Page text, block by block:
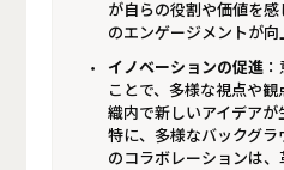
が自らの役割や価値を
のエンゲージメントが向
イノベーションの促進：
ことで、多様な視点や
織内で新しいアイデアが
特に、多様なバックグラ
のコラボレーションは